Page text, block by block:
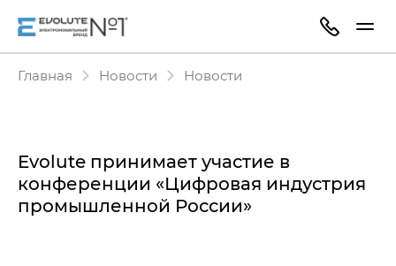
Главная Новости Новости
Evolute принимает участие в
конференции «Цифровая индустрия
промышленной России»